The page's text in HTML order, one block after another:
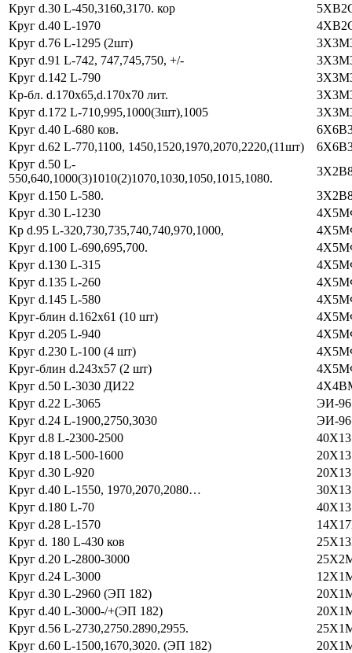
Круг d.30 L-450,3160,3170. кор
Круг d.40 L-1970
Круг d.76 L-1295 (2шт)
Круг d.91 L-742, 747,745,750, +/-
Круг d.142 L-790
Кр-бл. d.170х65,d.170x70 лит.
Круг d.172 L-710,995,1000(3шт),1005
Круг d.40 L-680 ков.
Круг d.62 L-770,1100, 1450,1520,1970,2070,2220,(11шт)
Круг d.50 L-
550,640,1000(3)1010(2)1070,1030,1050,1015,1080.
Круг d.150 L-580.
Круг d.30 L-1230
Кр d.95 L-320,730,735,740,740,970,1000,
Круг d.100 L-690,695,700.
Круг d.130 L-315
Круг d.135 L-260
Круг d.145 L-580
Круг-блин d.162х61 (10 шт)
Круг d.205 L-940
Круг d.230 L-100 (4 шт)
Круг-блин d.243х57 (2 шт)
Круг d.50 L-3030 ДИ22
Круг d.22 L-3065
ЭИ-
Круг d.24 L-1900,2750,3030
ЭИ-
Круг d.8 L-2300-2500
40Х13
Круг d.18 L-500-1600
20Х13
Круг d.30 L-920
20Х13
Круг d.40 L-1550, 1970,2070,2080…
30Х13
Круг d.180 L-70
40Х13
Круг d.28 L-1570
Круг d. 180 L-430 ков
Круг d.20 L-2800-3000
Круг d.24 L-3000
Круг d.30 L-2960 (ЭП 182)
Круг d.40 L-3000-/+(ЭП 182)
Круг d.56 L-2730,2750.2890,2955.
Круг d.60 L-1500,1670,3020. (ЭП 182)